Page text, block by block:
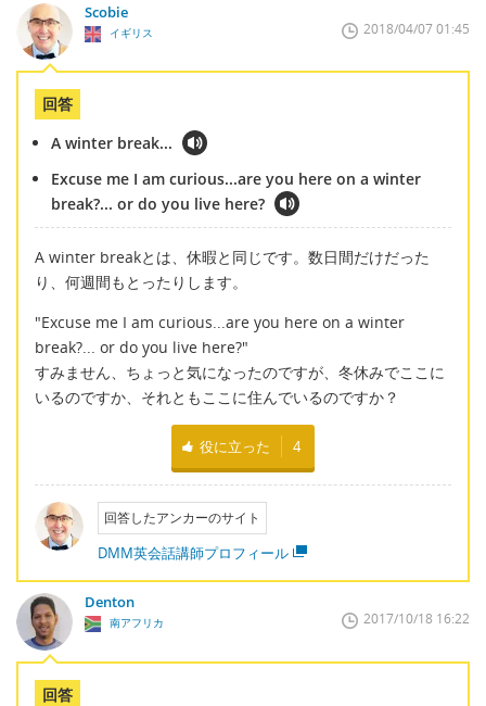
Scobie
イギリス 2018/04/07 01:45
回答
A winter break...
Excuse me I am curious...are you here on a winter
break?... or do you live here?
A winter breakとは、休暇と同じです。数日間だけだった
り、何週間もとったりします。
"Excuse me I am curious...are you here on a winter
break?... or do you live here?"
すみません、ちょっと気になったのですが、冬休みでここに
いるのですか、それともここに住んでいるのですか？
役に立った 4
回答したアンカーのサイト
DMM英会話講師プロフィール
Denton
南アフリカ 2017/10/18 16:22
回答